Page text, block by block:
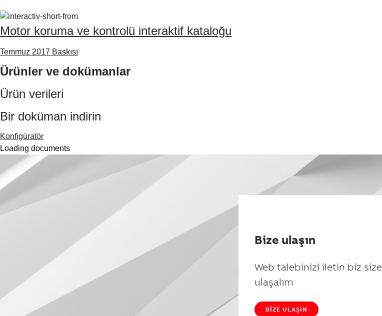
Motor koruma ve kontrolü interaktif kataloğu
Temmuz 2017 Baskısı
Ürünler ve dokümanlar
Ürün verileri
Bir doküman indirin
Konfigüratör
Loading documents
Bize ulaşın
Web talebinizi iletin biz size
ulaşalım
BIZE ULAŞIN